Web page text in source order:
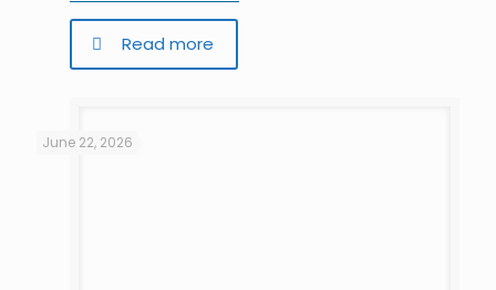
Read more
June 22, 2026